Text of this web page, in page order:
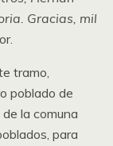
Gracias, mil
tramo,
poblado de
la comuna
para